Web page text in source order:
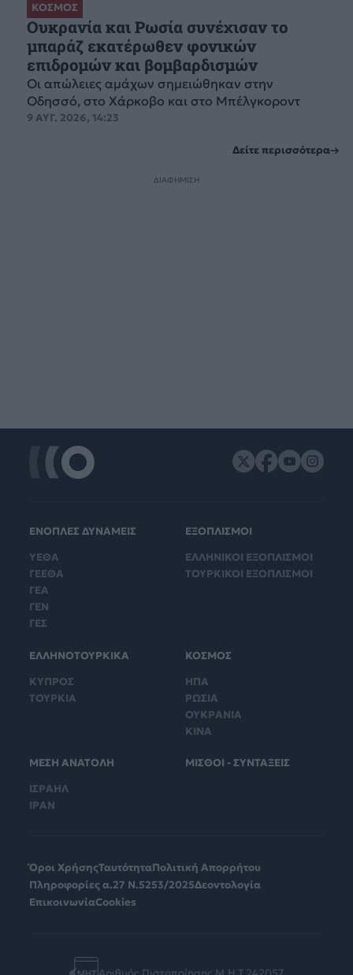
ΚΟΣΜΟΣ
Ουκρανία και Ρωσία συνέχισαν το
μπαράζ εκατέρωθεν φονικών
επιδρομών και βομβαρδισμών
Οι απώλειες αμάχων σημειώθηκαν στην
Οδησσό, στο Χάρκοβο και στο Μπέλγκοροντ
9 ΑΥΓ. 2026, 14:23
Δείτε περισσότερα
ΔΙΑΦΗΜΙΣΗ
ΕΝΟΠΛΕΣ ΔΥΝΑΜΕΙΣ
ΥΕΘΑ
ΓΕΕΘΑ
ΓΕΑ
ΓΕΝ
ΓΕΣ
ΕΞΟΠΛΙΣΜΟΙ
ΕΛΛΗΝΙΚΟΙ ΕΞΟΠΛΙΣΜΟΙ
ΤΟΥΡΚΙΚΟΙ ΕΞΟΠΛΙΣΜΟΙ
ΕΛΛΗΝΟΤΟΥΡΚΙΚΑ
ΚΥΠΡΟΣ
ΤΟΥΡΚΙΑ
ΚΟΣΜΟΣ
ΗΠΑ
ΡΩΣΙΑ
ΟΥΚΡΑΝΙΑ
ΚΙΝΑ
ΜΕΣΗ ΑΝΑΤΟΛΗ
ΙΣΡΑΗΛ
ΙΡΑΝ
ΜΙΣΘΟΙ - ΣΥΝΤΑΞΕΙΣ
Όροι ΧρήσηςΤαυτότηταΠολιτική Απορρήτου
Πληροφορίες α.27 Ν.5253/2025Δεοντολογία
ΕπικοινωνίαCookies